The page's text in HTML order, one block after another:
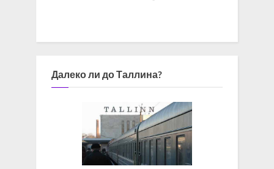
Далеко ли до Таллина?